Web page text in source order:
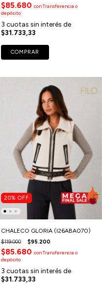
$85.680 conTransferencia o
depósito
3 cuotas sin interés de
$31.733,33
COMPRAR
20% OFF
CHALECO GLORIA (I26ABA070)
$119.000 $95.200
$85.680 conTransferencia o
depósito
3 cuotas sin interés de
$31.733,33